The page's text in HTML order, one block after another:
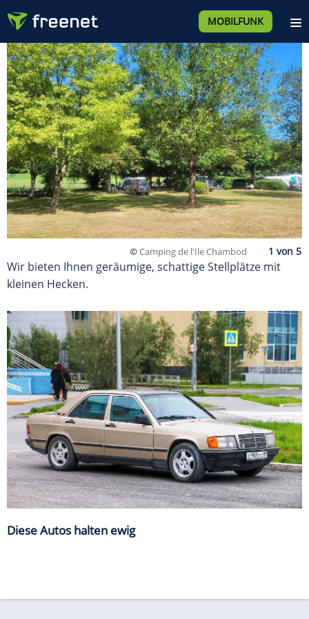
MOBILFUNK
©Camping de l'Ile Chambod
Wir bieten Ihnen geräumige, schattige Stellplätze mit
kleinen Hecken.
Diese Autos halten ewig